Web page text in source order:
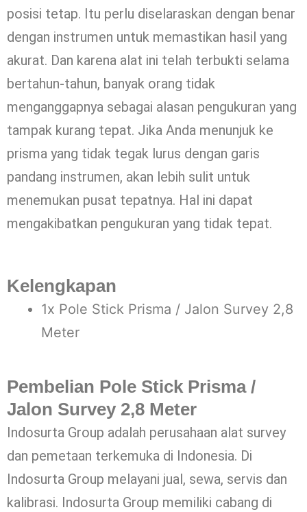
posisi tetap. Itu perlu diselaraskan dengan benar
dengan instrumen untuk memastikan hasil yang
akurat. Dan karena alat ini telah terbukti selama
bertahun-tahun, banyak orang tidak
menganggapnya sebagai alasan pengukuran yang
tampak kurang tepat. Jika Anda menunjuk ke
prisma yang tidak tegak lurus dengan garis
pandang instrumen, akan lebih sulit untuk
menemukan pusat tepatnya. Hal ini dapat
mengakibatkan pengukuran yang tidak tepat.
Kelengkapan
1x Pole Stick Prisma / Jalon Survey 2,8
Meter
Pembelian Pole Stick Prisma /
Jalon Survey 2,8 Meter
Indosurta Group adalah perusahaan alat survey
dan pemetaan terkemuka di Indonesia. Di
Indosurta Group melayani jual, sewa, servis dan
kalibrasi. Indosurta Group memiliki cabang di